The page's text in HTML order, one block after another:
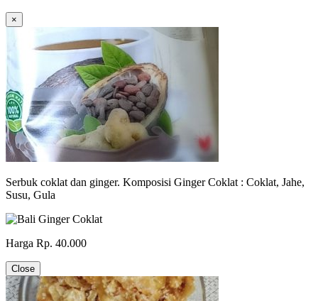
×
Serbuk coklat dan ginger. Komposisi Ginger Coklat : Coklat, Jahe,
Susu, Gula
Harga Rp. 40.000
Close